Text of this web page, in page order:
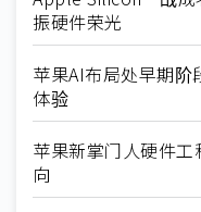
振硬件荣光
苹果AI布局处早期
体验
苹果新掌门人硬件
向